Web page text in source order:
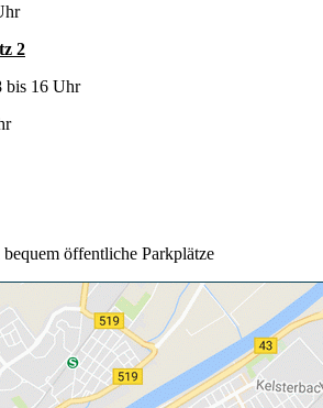
2
bis 16 Uhr
öffentliche Parkplätze